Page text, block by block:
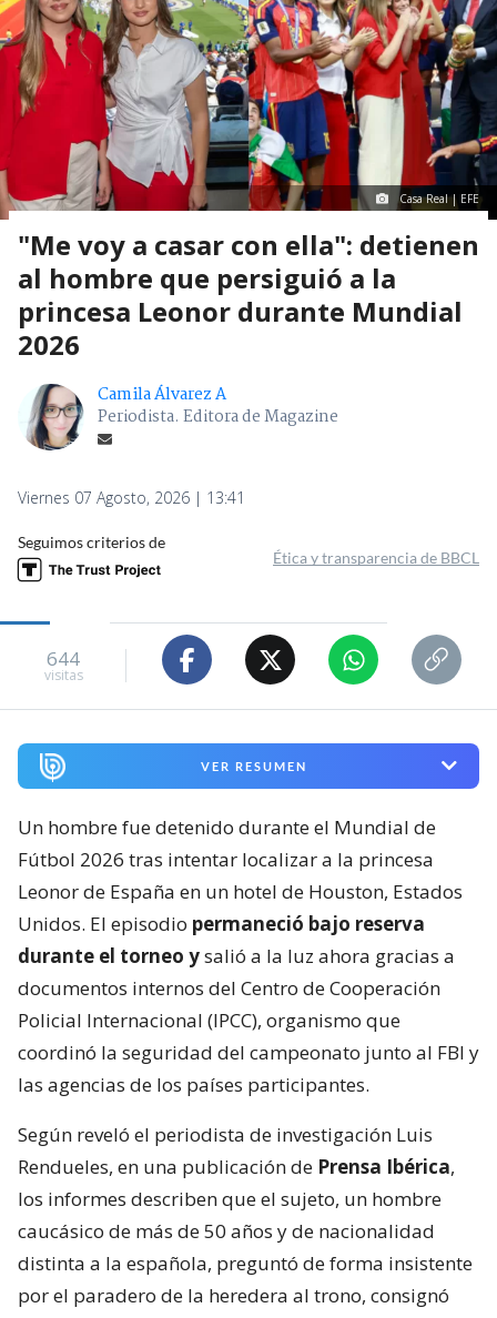
Casa Real | EFE
"Me voy a casar con ella": detienen
al hombre que persiguió a la
princesa Leonor durante Mundial
2026
Camila Álvarez A
Periodista. Editora de Magazine
Viernes 07 Agosto, 2026 | 13:41
Seguimos criterios de
Ética y transparencia de BBCL
644
visitas
VER RESUMEN
Un hombre fue detenido durante el Mundial de
Fútbol 2026 tras intentar localizar a la princesa
Leonor de España en un hotel de Houston, Estados
Unidos. El episodio permaneció bajo reserva
durante el torneo ysalió a la luz ahora gracias a
documentos internos del Centro de Cooperación
Policial Internacional (IPCC), organismo que
coordinó la seguridad del campeonato junto al FBI y
las agencias de los países participantes.
Según reveló el periodista de investigación Luis
Rendueles, en una publicación de Prensa Ibérica,
los informes describen que el sujeto, un hombre
caucásico de más de 50 años y de nacionalidad
distinta a la española, preguntó de forma insistente
por el paradero de la heredera al trono, consignó